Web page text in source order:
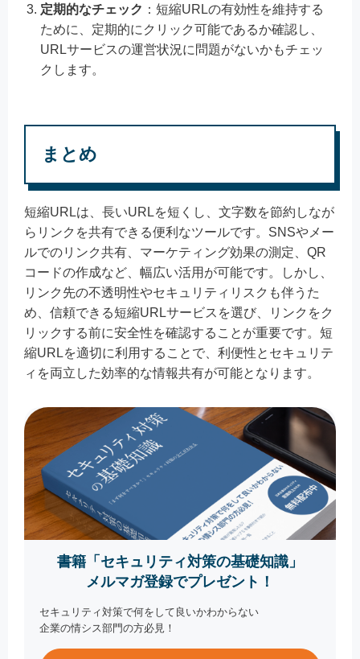
定期的なチェック ：短縮URLの有効性を維持する
ために、定期的にクリック可能であるか確認し、
URLサービスの運営状況に問題がないかもチェッ
クします。
まとめ
短縮URLは、長いURLを短くし、文字数を節約しなが
らリンクを共有できる便利なツールです。SNSやメー
ルでのリンク共有、マーケティング効果の測定、QR
コードの作成など、幅広い活用が可能です。しかし、
リンク先の不透明性やセキュリティリスクも伴うた
め、信頼できる短縮URLサービスを選び、リンクをク
リックする前に安全性を確認することが重要です。短
縮URLを適切に利用することで、利便性とセキュリテ
ィを両立した効率的な情報共有が可能となります。
書籍「セキュリティ対策の基礎知識」
メルマガ登録でプレゼント！
セキュリティ対策で何をして良いかわからない
企業の情シス部門の方必見！